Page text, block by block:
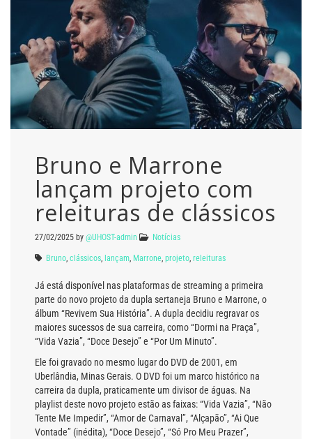
Bruno e Marrone
lançam projeto com
releituras de clássicos
27/02/2025 by @UHOST-admin Notícias
Bruno, clássicos, lançam, Marrone, projeto, releituras
Já está disponível nas plataformas de streaming a primeira
parte do novo projeto da dupla sertaneja Bruno e Marrone, o
álbum “Revivem Sua História”. A dupla decidiu regravar os
maiores sucessos de sua carreira, como “Dormi na Praça”,
“Vida Vazia”, “Doce Desejo” e “Por Um Minuto”.
Ele foi gravado no mesmo lugar do DVD de 2001, em
Uberlândia, Minas Gerais. O DVD foi um marco histórico na
carreira da dupla, praticamente um divisor de águas. Na
playlist deste novo projeto estão as faixas: “Vida Vazia”, “Não
Tente Me Impedir”, “Amor de Carnaval”, “Alçapão”, “Ai Que
Vontade” (inédita), “Doce Desejo”, “Só Pro Meu Prazer”,